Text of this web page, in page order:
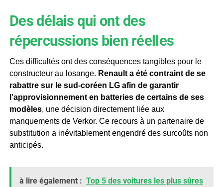
Des délais qui ont des
répercussions bien réelles
Ces difficultés ont des conséquences tangibles pour le
constructeur au losange. Renault a été contraint de se
rabattre sur le sud-coréen LG afin de garantir
l’approvisionnement en batteries de certains de ses
modèles, une décision directement liée aux
manquements de Verkor. Ce recours à un partenaire de
substitution a inévitablement engendré des surcoûts non
anticipés.
à lire également : Top 5 des voitures les plus sûres